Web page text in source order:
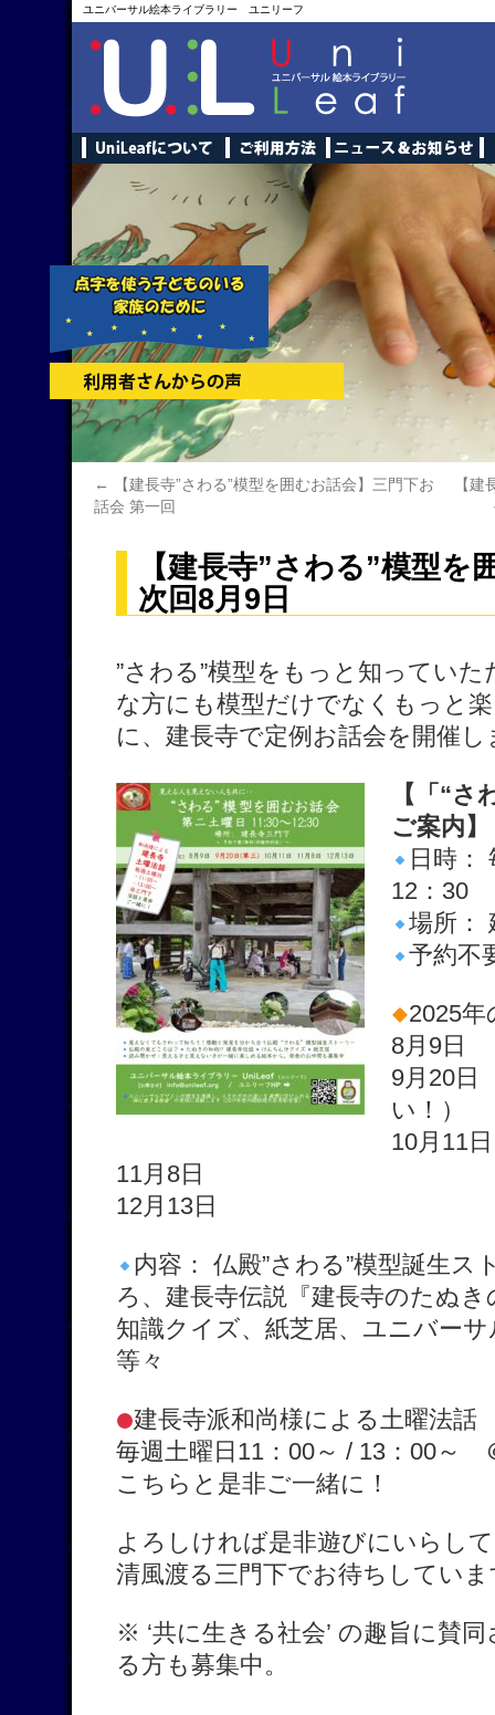
ユニバーサル絵本ライブラリー ユニリーフ
←
【建長寺”さわる”模型を囲むお話会】三門下お
話会 第一回
【
【建長寺”さわる”模型
次回8月9日
”さわる”模型をもっと知ってい
な方にも模型だけでなくもっと
に、建長寺で定例お話会を開催し
【「“
ご案内】
日時：
12：30
場所：
予約不
2025年
8月9日
9月20日
い！）
10月11日
11月8日
12月13日
内容： 仏殿”さわる”模型誕生ス
ろ、建長寺伝説『建長寺のたぬ
知識クイズ、紙芝居、ユニバー
等々
建長寺派和尚様による土曜法話
毎週土曜日11：00～ / 13：00～
こちらと是非ご一緒に！
よろしければ是非遊びにいらし
清風渡る三門下でお待ちしてい
※ ‘共に生きる社会’ の趣旨に賛
る方も募集中。